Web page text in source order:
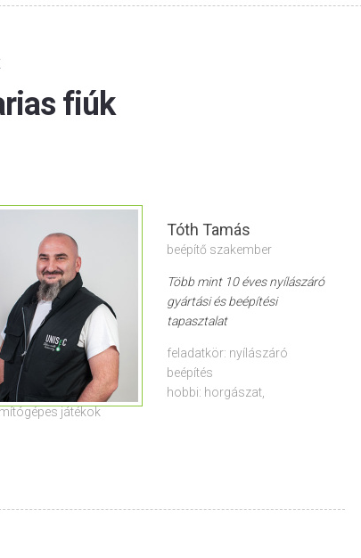
fiúk
Tóth Tamás
beépítő szakember
Több mint 10 éves nyílászáró
gyártási és beépítési
tapasztalat
feladatkör: nyílászáró
beépítés
hobbi: horgászat,
játékok